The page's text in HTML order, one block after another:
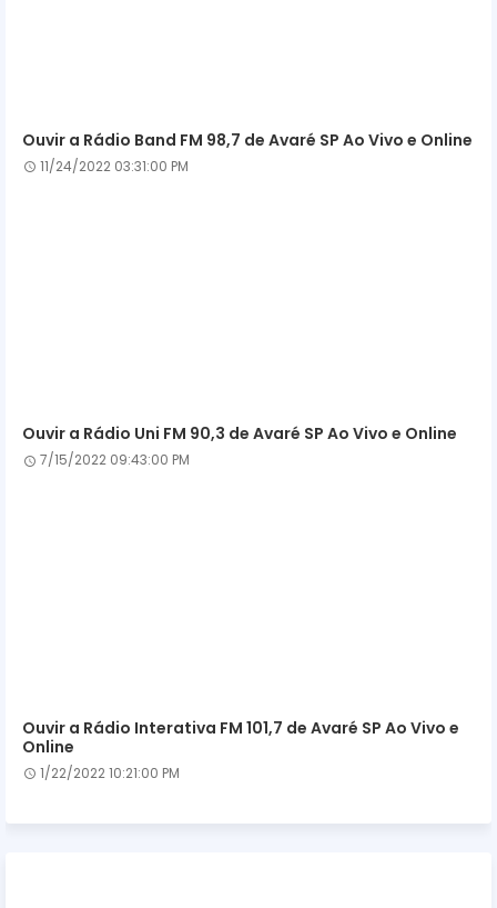
Ouvir a Rádio Band FM 98,7 de Avaré SP Ao Vivo e Online
11/24/2022 03:31:00 PM
Ouvir a Rádio Uni FM 90,3 de Avaré SP Ao Vivo e Online
7/15/2022 09:43:00 PM
Ouvir a Rádio Interativa FM 101,7 de Avaré SP Ao Vivo e
Online
1/22/2022 10:21:00 PM